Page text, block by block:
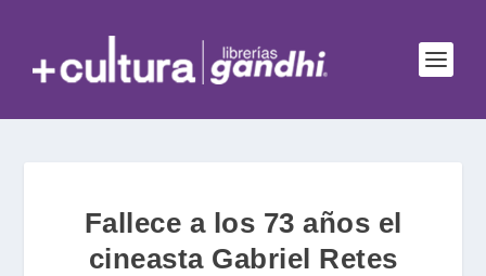
Fallece a los 73 años el
cineasta Gabriel Retes